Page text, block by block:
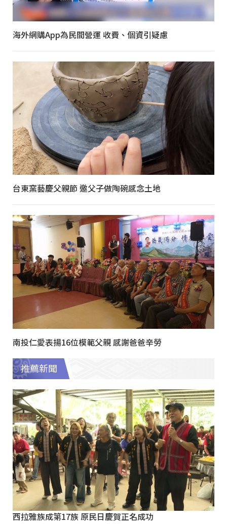
海外網購App為民間營運 收費、個資引疑慮
台東窯藝慶父親節 邀父子做陶碗感念土地
南投仁愛表揚16位模範父親 感謝爸爸辛勞
推薦新聞
西拉雅族成第17族 原民日慶賀正名成功